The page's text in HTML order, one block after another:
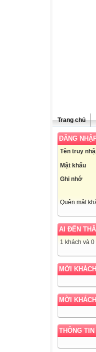
Trang chủ
ĐĂNG
Tên truy
Mật khẩu
Ghi nhớ
Quên mật
AI ĐẾN
1 khách và
MỜI
MỜI
THÔNG TIN